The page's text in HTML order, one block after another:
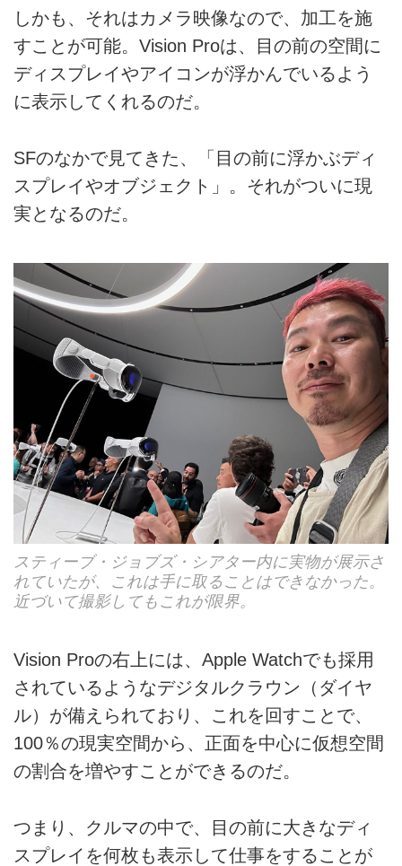
しかも、それはカメラ映像なので、加工を施
すことが可能。Vision Proは、目の前の空間に
ディスプレイやアイコンが浮かんでいるよう
に表示してくれるのだ。
SFのなかで見てきた、「目の前に浮かぶディ
スプレイやオブジェクト」。それがついに現
実となるのだ。
スティーブ・ジョブズ・シアター内に実物が展示さ
れていたが、これは手に取ることはできなかった。
近づいて撮影してもこれが限界。
Vision Proの右上には、Apple Watchでも採用
されているようなデジタルクラウン（ダイヤ
ル）が備えられており、これを回すことで、
100％の現実空間から、正面を中心に仮想空間
の割合を増やすことができるのだ。
つまり、クルマの中で、目の前に大きなディ
スプレイを何枚も表示して仕事をすることが